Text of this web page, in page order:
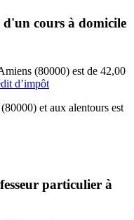
d'un cours à domicile
(80000) est de 42,00
d’impôt
et aux alentours est
particulier à